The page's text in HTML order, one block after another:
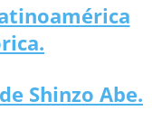
Shinzo Abe.